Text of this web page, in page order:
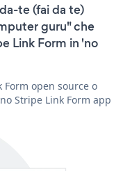
te (fai da te)
guru" che
Link Form in 'no
open source o
Stripe Link Form app